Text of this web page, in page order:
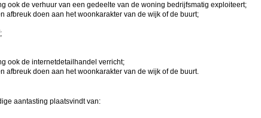
ook de verhuur van een gedeelte van de woning bedrijfsmatig exploiteert;
doen aan het woonkarakter van de wijk of de buurt;
;
ook de internetdetailhandel verricht;
doen aan het woonkarakter van de wijk of de buurt.
aantasting plaatsvindt van: